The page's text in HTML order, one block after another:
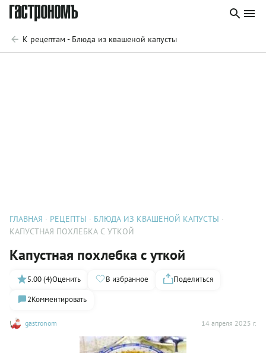
К рецептам - Блюда из квашеной капусты
ГЛАВНАЯ РЕЦЕПТЫ
БЛЮДА ИЗ КВАШЕНОЙ КАПУСТЫ
КАПУСТНАЯ ПОХЛЕБКА С УТКОЙ
Капустная похлебка с уткой
gastronom 14 апреля 2025 г.
5.00 (4)Оценить В избранное
Поделиться
2Комментировать